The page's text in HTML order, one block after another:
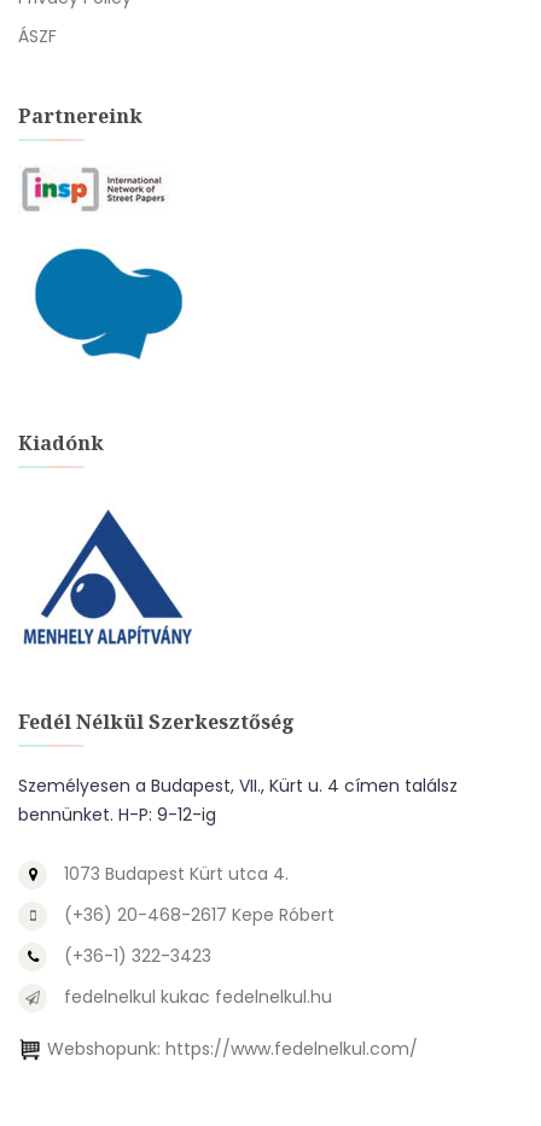
ÁSZF
Partnereink
Kiadónk
Fedél Nélkül Szerkesztőség
Személyesen a Budapest, VII., Kürt u. 4 címen találsz
bennünket. H-P: 9-12-ig
1073 Budapest Kürt utca 4.
(+36) 20-468-2617 Kepe Róbert
(+36-1) 322-3423
fedelnelkul kukac fedelnelkul.hu
Webshopunk: https://www.fedelnelkul.com/